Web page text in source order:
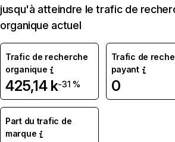
jusqu'à atteindre le trafic de
organique actuel
Trafic de recherche
organique
425,14 k-31 %
Trafic de
payant
0
Part du trafic de
marque